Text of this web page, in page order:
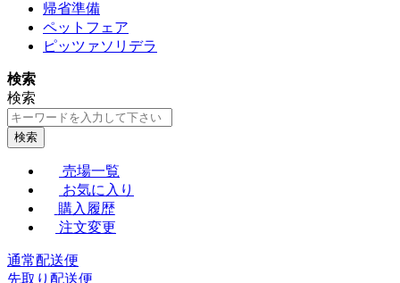
帰省準備
ペットフェア
ピッツァソリデラ
検索
検索
検索
売場一覧
お気に入り
購入履歴
注文変更
通常配送便
先取り配送便